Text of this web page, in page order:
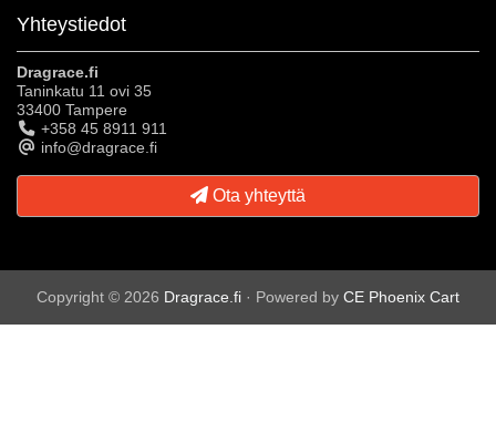
Yhteystiedot
Dragrace.fi
Taninkatu 11 ovi 35
33400 Tampere
+358 45 8911 911
info@dragrace.fi
Ota yhteyttä
Copyright © 2026 Dragrace.fi · Powered by CE Phoenix Cart